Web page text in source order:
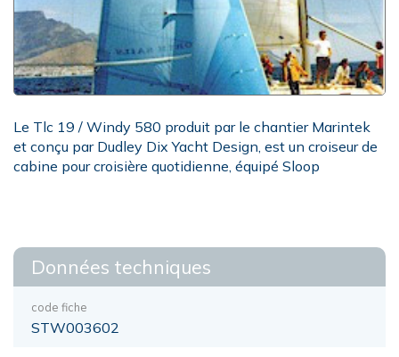
Le Tlc 19 / Windy 580 produit par le chantier Marintek
et conçu par Dudley Dix Yacht Design, est un croiseur de
cabine pour croisière quotidienne, équipé Sloop
Données techniques
code fiche
STW003602